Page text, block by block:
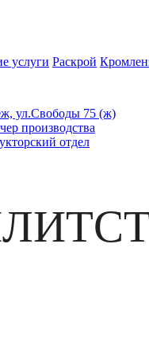
услуги Раскрой
ул.Свободы 75 (ж)
производства
отдел